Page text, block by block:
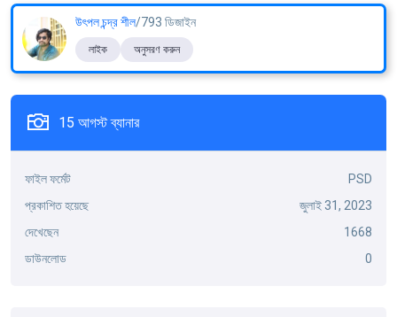
উৎপল চন্দ্র শীল/793 ডিজাইন
লাইক অনুসরণ করুন
15 আগস্ট ব্যানার
ফাইল ফর্মেট
PSD
প্রকাশিত হয়েছে
জুলাই 31, 2023
দেখেছেন
1668
ডাউনলোড
0